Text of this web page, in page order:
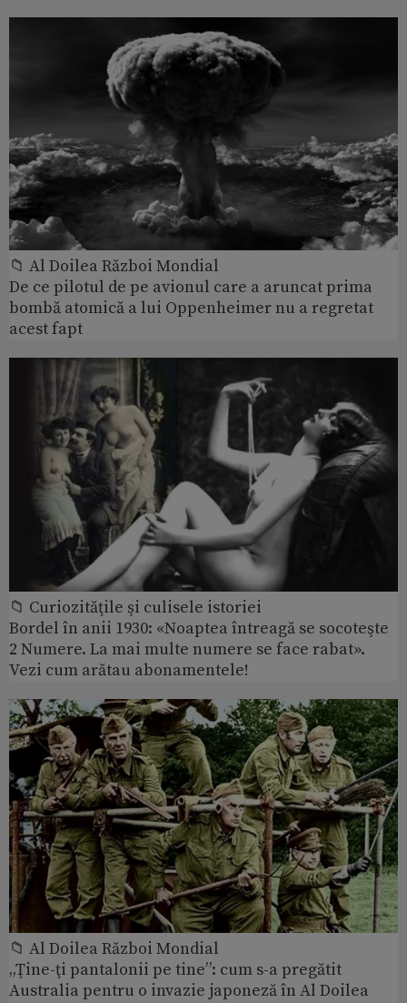
📁 Al Doilea Război Mondial
De ce pilotul de pe avionul care a aruncat prima
bombă atomică a lui Oppenheimer nu a regretat
acest fapt
📁 Curiozităţile şi culisele istoriei
Bordel în anii 1930: «Noaptea întreagă se socoteşte
2 Numere. La mai multe numere se face rabat».
Vezi cum arătau abonamentele!
📁 Al Doilea Război Mondial
„Ţine-ţi pantalonii pe tine”: cum s-a pregătit
Australia pentru o invazie japoneză în Al Doilea